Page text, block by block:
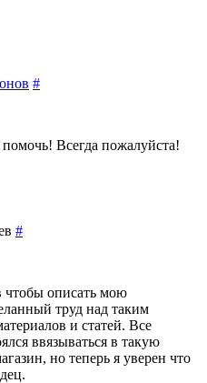
#
Всегда пожалуйста!
#
чтобы описать мою
труд над таким
и статей. Все
ввязываться в такую
но теперь я уверен что